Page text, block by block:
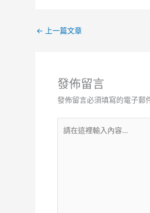
← 上一篇文章
發佈留言
發佈留言必須填寫的電子郵
在